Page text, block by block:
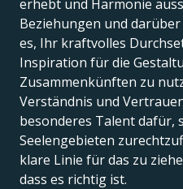
erhebt und Harmonie
Beziehungen und darüber
es, Ihr kraftvolles
Inspiration für die
Zusammenkünften zu
Verständnis und
besonderes Talent dafür,
Seelengebieten
klare Linie für das zu
dass es richtig ist.